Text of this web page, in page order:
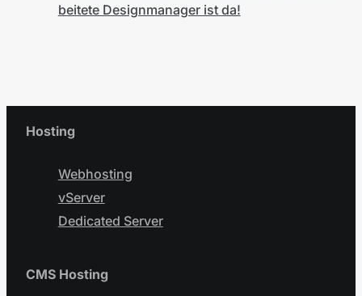
beitete Designmanager ist da!
Hosting
Webhosting
vServer
Dedicated Server
CMS Hosting